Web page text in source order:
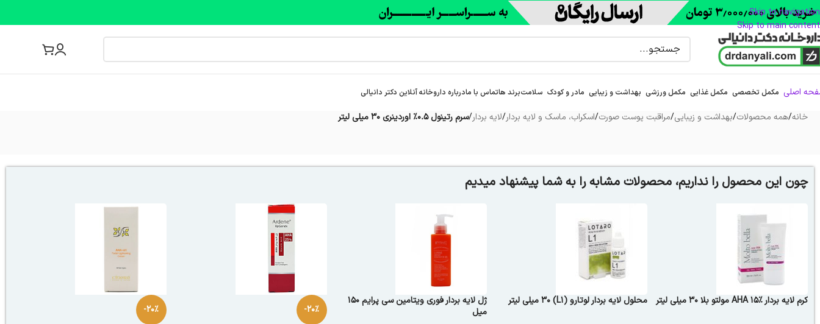
Skip to navigation
Skip to main content
اصلی مکمل تخصصی مکمل غذایی مکمل ورزشی بهداشت و زیبایی مادر و کودک سلامتبرند هاتماس با مادرباره‌ داروخانه آنلاین دکتر دانیالی
خانه/همه محصولات/بهداشت و زیبایی/مراقبت پوست صورت/اسکراب، ماسک و لایه بردار/لایه بردار/سرم رتینول 0.5% اوردینری 30 میلی لیتر
چون این محصول را نداریم، محصولات مشابه را به شما پیشنهاد میدیم
کرم لایه بردار AHA 15% مولتو بلا 30 میلی لیتر محلول لایه بردار لوتارو (L1) 30 میلی لیتر
ژل لایه بردار فوری ویتامین سی پرایم 150
میل
-20%
-20%